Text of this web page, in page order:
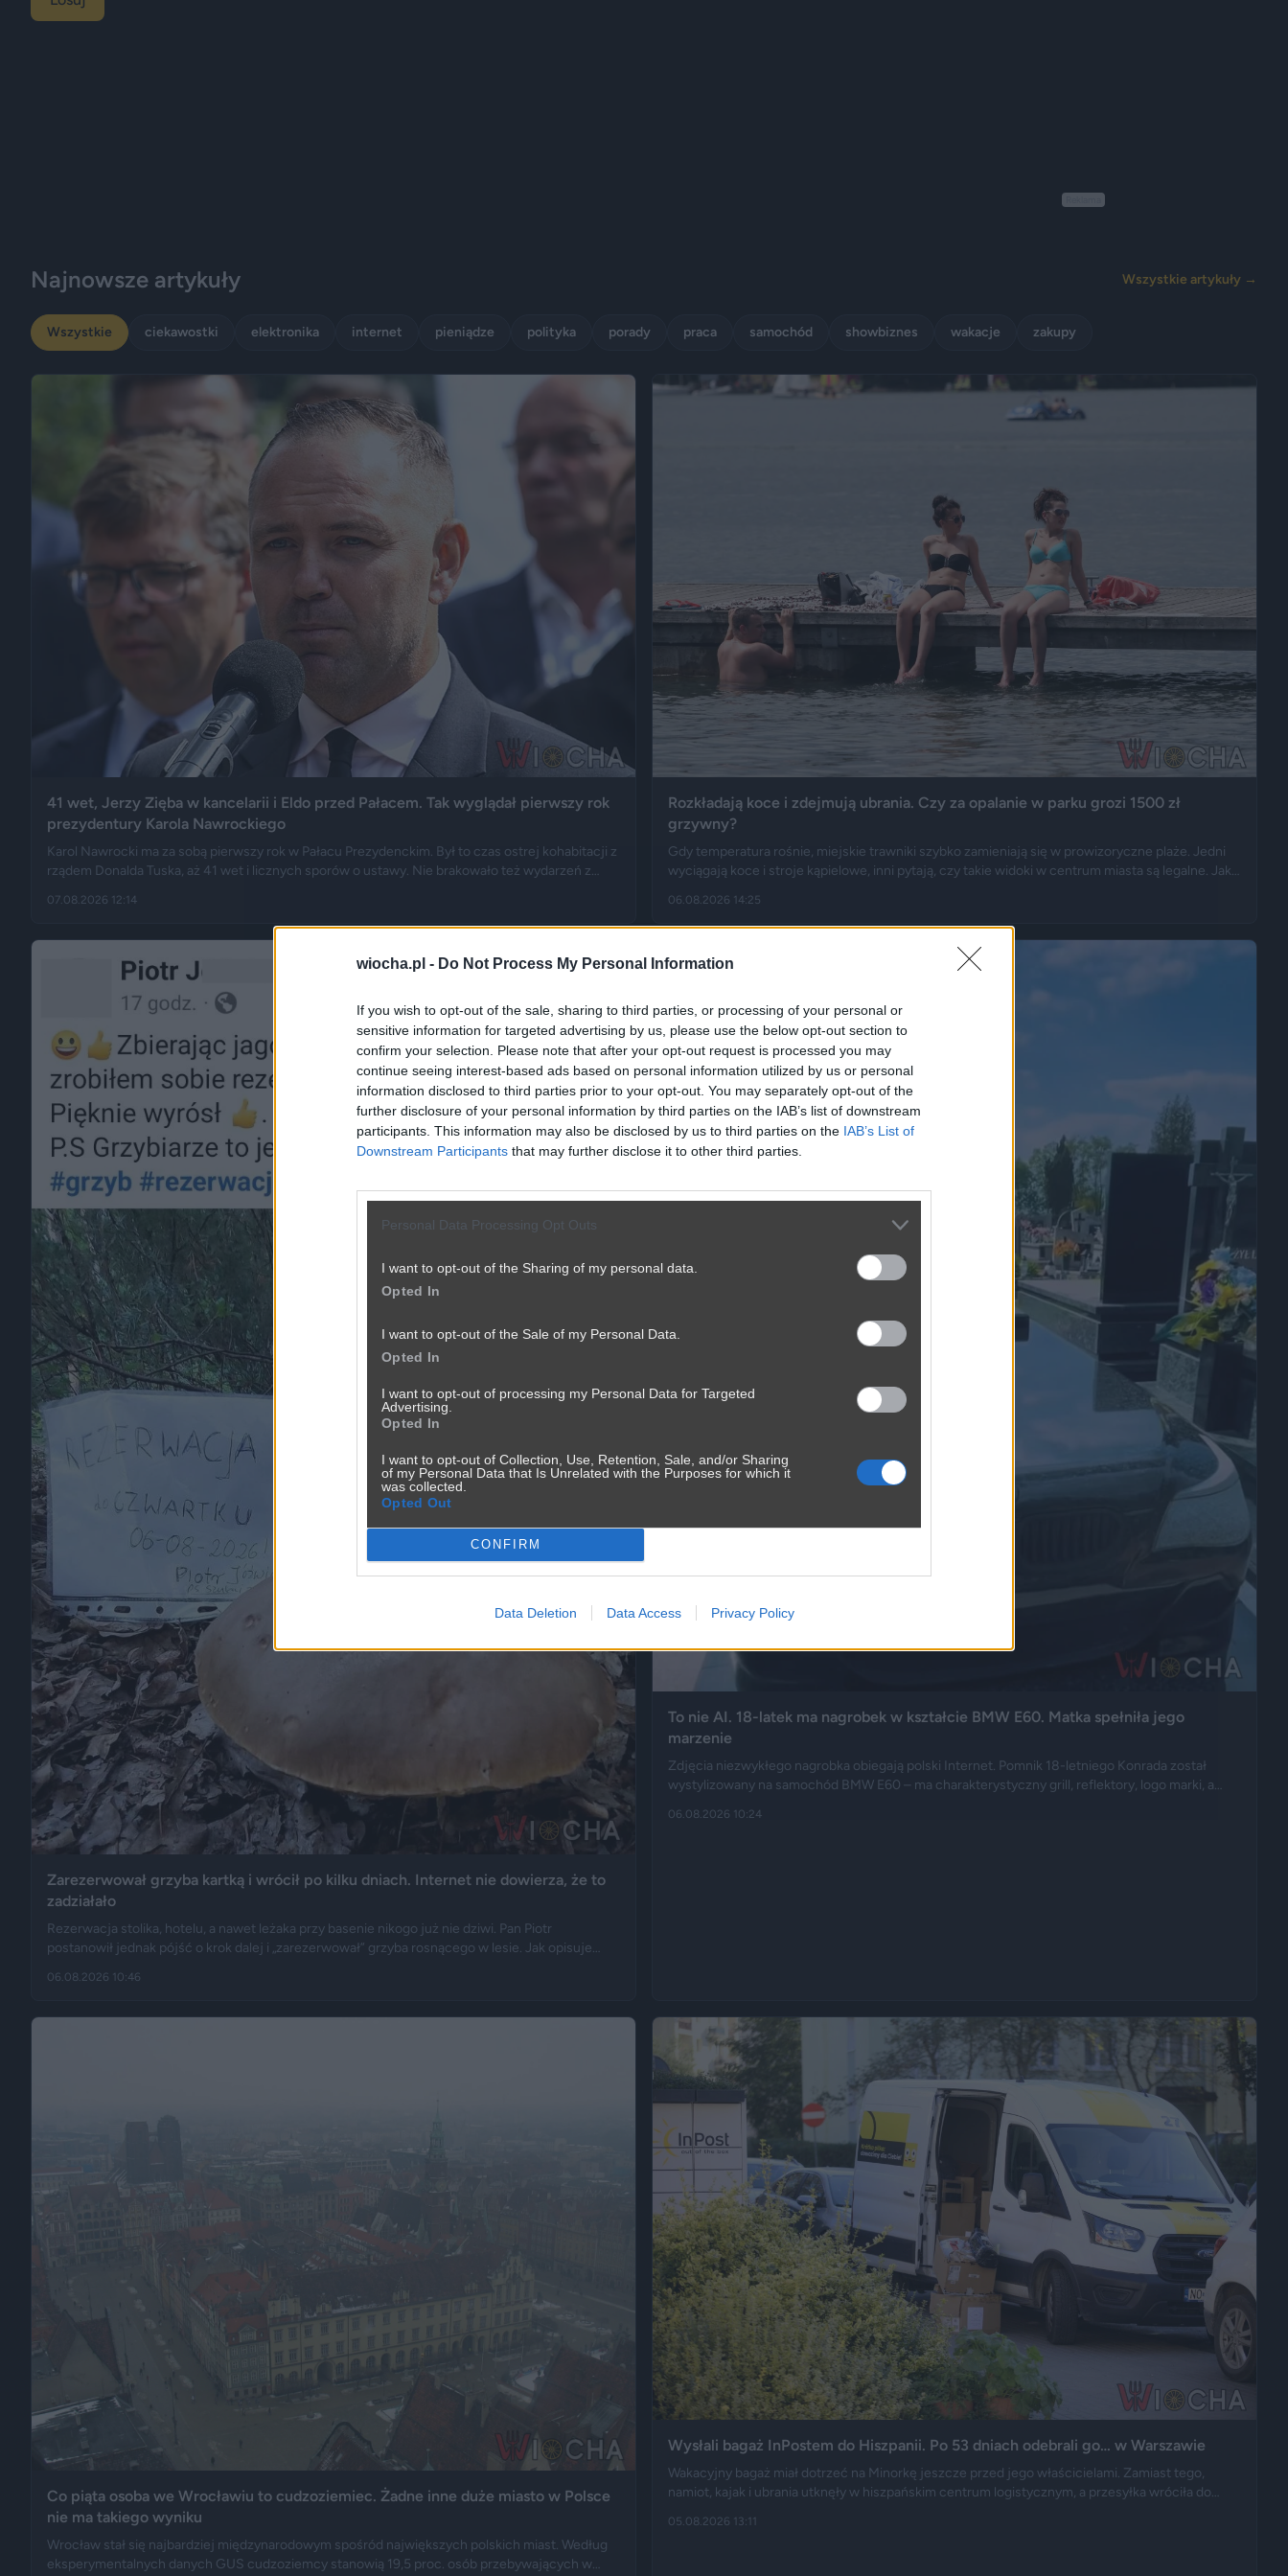
wiocha.pl - Do Not Process My Personal Information
If you wish to opt-out of the sale, sharing to third parties, or processing of your personal or
sensitive information for targeted advertising by us, please use the below opt-out section to
confirm your selection. Please note that after your opt-out request is processed you may
continue seeing interest-based ads based on personal information utilized by us or personal
information disclosed to third parties prior to your opt-out. You may separately opt-out of the
further disclosure of your personal information by third parties on the IAB’s list of downstream
participants. This information may also be disclosed by us to third parties on the IAB’s List of
Downstream Participants that may further disclose it to other third parties.
Personal Data Processing Opt Outs
I want to opt-out of the Sharing of my personal data.
Opted In
I want to opt-out of the Sale of my Personal Data.
Opted In
I want to opt-out of processing my Personal Data for Targeted
Advertising.
Opted In
I want to opt-out of Collection, Use, Retention, Sale, and/or Sharing
of my Personal Data that Is Unrelated with the Purposes for which it
was collected.
Opted Out
CONFIRM
Data Deletion Data Access Privacy Policy
Najnowsze artykuły Wszystkie artykuły →
Wszystkie ciekawostki elektronika internet pieniądze polityka porady praca samochód showbiznes wakacje zakupy
41 wet, Jerzy Zięba w kancelarii i Eldo przed Pałacem. Tak wyglądał pierwszy rok
prezydentury Karola Nawrockiego
Karol Nawrocki ma za sobą pierwszy rok w Pałacu Prezydenckim. Był to czas ostrej kohabitacji z
rządem Donalda Tuska, aż 41 wet i licznych sporów o ustawy. Nie brakowało też wydarzeń z
występ rapera, Eldo. Pierwszy rok prezydentury podsumowują m.in. Fakt, Demagog, „Gazeta
07.08.2026 12:14
Rozkładają koce i zdejmują ubrania. Czy za opalanie w parku grozi 1500 zł
grzywny?
Gdy temperatura rośnie, miejskie trawniki szybko zamieniają się w prowizoryczne plaże. Jedni
wyciągają koce i stroje kąpielowe, inni pytają, czy takie widoki w centrum miasta są legalne. Jak
wykroczeniem. Granica może jednak zostać przekroczona przez nagość, złamanie regulaminu
parku albo zajęcie trawnika, który nie został przeznaczony do rekreacji.
06.08.2026 14:25
Zarezerwował grzyba kartką i wrócił po kilku dniach. Internet nie dowierza, że to
zadziałało
Rezerwacja stolika, hotelu, a nawet leżaka przy basenie nikogo już nie dziwi. Pan Piotr
postanowił jednak pójść o krok dalej i „zarezerwował” grzyba rosnącego w lesie. Jak opisuje
sukcesem.
06.08.2026 10:46
To nie AI. 18-latek ma nagrobek w kształcie BMW E60. Matka spełniła jego
marzenie
Zdjęcia niezwykłego nagrobka obiegają polski Internet. Pomnik 18-letniego Konrada został
wystylizowany na samochód BMW E60 – ma charakterystyczny grill, reflektory, logo marki, a
upamiętnić jego motoryzacyjną pasję.
06.08.2026 10:24
Co piąta osoba we Wrocławiu to cudzoziemiec. Żadne inne duże miasto w Polsce
nie ma takiego wyniku
Wrocław stał się najbardziej międzynarodowym spośród największych polskich miast. Według
eksperymentalnych danych GUS cudzoziemcy stanowią 19,5 proc. osób przebywających w
Wysłali bagaż InPostem do Hiszpanii. Po 53 dniach odebrali go… w Warszawie
Wakacyjny bagaż miał dotrzeć na Minorkę jeszcze przed jego właścicielami. Zamiast tego,
namiot, kajak i ubrania utknęły w hiszpańskim centrum logistycznym, a przesyłka wróciła do
finału tej podróży szybko rozeszło się na portalu X.
05.08.2026 13:11